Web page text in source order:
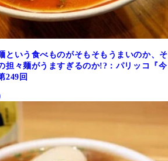
という食べものがそもそもうまいのか、そ
担々麺がうますぎるのか!?：パリッコ『今
249回